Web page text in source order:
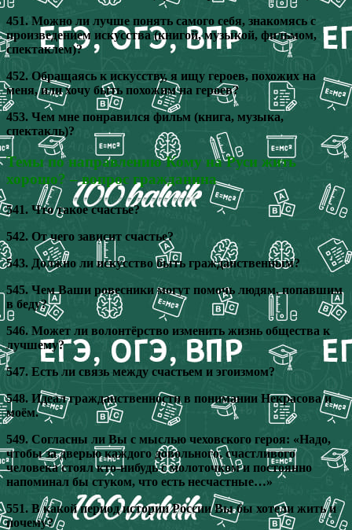
451. Можно ли лучше понять самого себя, знакомясь с
произведением искусства (книгой, музыкой, фильмом,
спектаклем)?
452. Обращаясь к искусству, я ищу героев, похожих на
меня, или хочу быть похожим на героев?
453. Чем мне понравился фильм (книга, музыка,
спектакль)?
Темы по направлению Кому на Руси жить
хорошо? – вопрос гражданина
541. Что такое счастье?
542. От чего зависит счастье?
543. Должно ли искусство быть гражданственным?
545. Чем Ваши ровесники могут помочь людям, попавшим
в беду?
546. Может ли волонтёрство изменить жизнь общества к
лучшему?
547. Есть ли связь между счастьем и эгоизмом?
548. Идеал гражданственности в понимании Некрасова и
моём.
549. Согласны ли Вы с мыслью чеховского героя: «Надо,
чтобы за дверью каждого довольного, счастливого
человека стоял кто-нибудь с молоточком и постоянно
напоминал бы стуком, что есть несчастные…»
551. В какой период истории России Вы бы хотели жить и
почему?